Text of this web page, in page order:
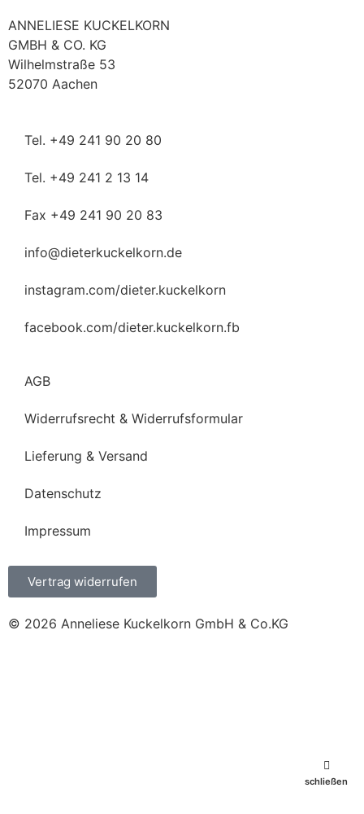
ANNELIESE KUCKELKORN
GMBH & CO. KG
Wilhelmstraße 53
52070 Aachen
Tel. +49 241 90 20 80
Tel. +49 241 2 13 14
Fax +49 241 90 20 83
info@dieterkuckelkorn.de
instagram.com/dieter.kuckelkorn
facebook.com/dieter.kuckelkorn.fb
AGB
Widerrufsrecht & Widerrufsformular
Lieferung & Versand
Datenschutz
Impressum
Vertrag widerrufen
© 2026 Anneliese Kuckelkorn GmbH & Co.KG
schließen